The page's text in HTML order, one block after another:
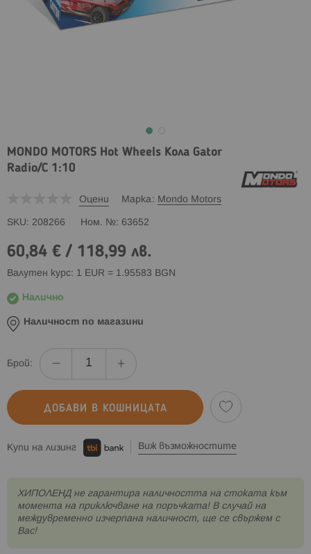
MONDO MOTORS Hot Wheels Кола Gator
Radio/C 1:10
Оцени Марка Mondo Motors
SKU 208266 Ном. № 63652
60,84 € / 118,99 лв.
Валутен курс: 1 EUR = 1.95583 BGN
Налично
Наличност по магазини
Брой:
ДОБАВИ В КОШНИЦАТА
Купи на лизинг Виж възможностите
XИПОЛЕНД не гарантира наличността на стоката към
момента на приключване на поръчката! В случай на
междувременно изчерпана наличност, ще се свържем с
Вас!